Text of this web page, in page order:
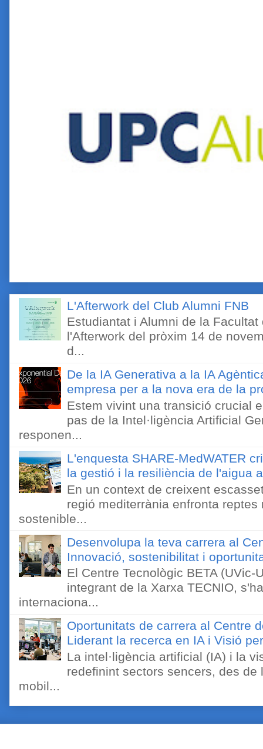
L'Afterwork del Club Alumni FNB
Estudiantat i Alumni de la
l'Afterwork del pròxim 14 de
d...
De la IA Generativa a la IA
empresa per a la nova era de la
Estem vivint una transició crucial
pas de la Intel·ligència Artificial
responen...
L'enquesta SHARE-MedWATER
la gestió i la resiliència de l'aigua
En un context de creixent
regió mediterrània enfronta
sostenible...
Desenvolupa la teva carrera al
Innovació, sostenibilitat i
El Centre Tecnològic BETA (UVic-
integrant de la Xarxa TECNIO,
internaciona...
Oportunitats de carrera al Centre
Liderant la recerca en IA i Visió
La intel·ligència artificial (IA) i la
redefinint sectors sencers, des
mobil...